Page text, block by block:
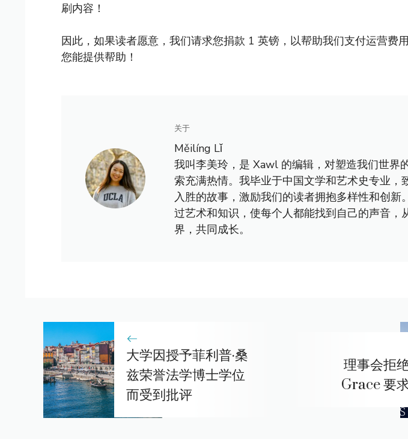
刷内容！
因此，如果读者愿意，我们请求您捐款 1 英镑，以帮助我们支付运营费
您能提供帮助！
关于
Měilíng Lǐ
我叫李美玲，是 Xawl 的编辑，对塑造我们世界
索充满热情。我毕业于中国文学和艺术史专业，
入胜的故事，激励我们的读者拥抱多样性和创新
过艺术和知识，使每个人都能找到自己的声音，
界，共同成长。
大学因授予菲利普·桑
兹荣誉法学博士学位
而受到批评
理事会拒
Grace 要